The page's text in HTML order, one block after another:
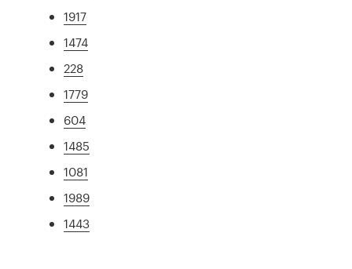
1917
1474
228
1779
604
1485
1081
1989
1443